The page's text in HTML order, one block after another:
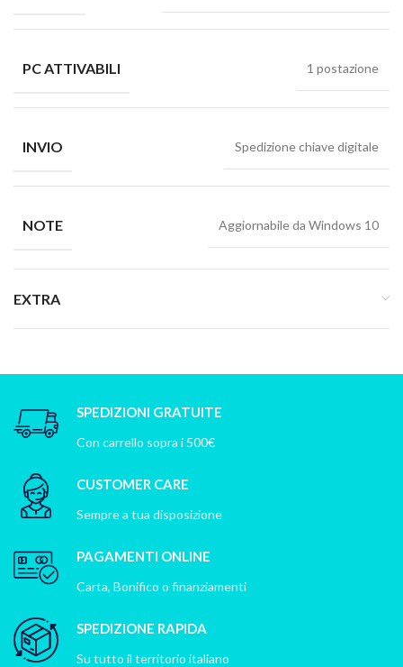
PC ATTIVABILI 1 postazione
INVIO Spedizione chiave digitale
NOTE Aggiornabile da Windows 10
EXTRA
SPEDIZIONI GRATUITE
Con carrello sopra i 500€
CUSTOMER CARE
Sempre a tua disposizione
PAGAMENTI ONLINE
Carta, Bonifico o finanziamenti
SPEDIZIONE RAPIDA
Su tutto il territorio italiano